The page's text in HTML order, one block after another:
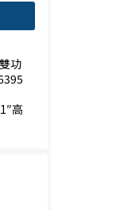
功
高